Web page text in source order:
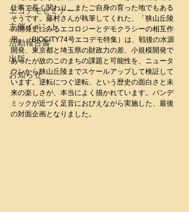
エコデモセミナー
主催イベント
活動報告書
出版
お知らせ
仕事で長く関わり、またご自身の育った地でもある
そうです。藤村さんが執筆してくれた、「狭山丘陵
の開発史にみるエコロジーとデモクラシーの相互作
用」（BIOCITY74号エコデモ特集）は、戦後の水源
開発、東京都と埼玉県の財政力の差、小規模開発で
あったが故のこのまちの課題と可能性を、ニュータ
ウンから狭山丘陵までスケールアップして検証して
います。逆転につぐ逆転、という歴史の面白さと未
来の楽しさが、本当によく描かれています。パンデ
ミックが近づく足音におびえながら実施した、最後
の対面企画となりました。